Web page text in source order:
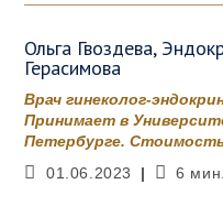
Ольга Гвоздева,
Герасимова
Врач гинеколог-
Принимает в
Петербурге.
Запись
01.06.2023
Время
6